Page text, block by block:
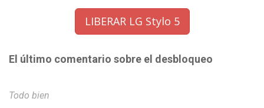
LIBERAR LG Stylo 5
El último comentario sobre el desbloqueo
Todo bien